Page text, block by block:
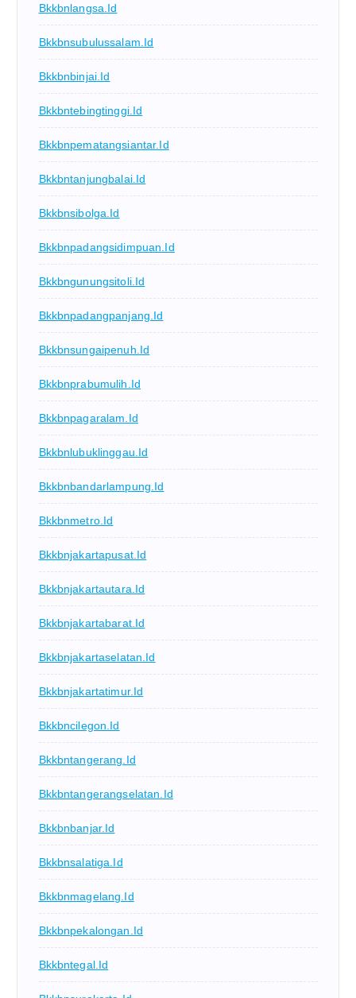
Bkkbnlangsa.id
Bkkbnsubulussalam.id
Bkkbnbinjai.id
Bkkbntebingtinggi.id
Bkkbnpematangsiantar.id
Bkkbntanjungbalai.id
Bkkbnsibolga.id
Bkkbnpadangsidimpuan.id
Bkkbngunungsitoli.id
Bkkbnpadangpanjang.id
Bkkbnsungaipenuh.id
Bkkbnprabumulih.id
Bkkbnpagaralam.id
Bkkbnlubuklinggau.id
Bkkbnbandarlampung.id
Bkkbnmetro.id
Bkkbnjakartapusat.id
Bkkbnjakartautara.id
Bkkbnjakartabarat.id
Bkkbnjakartaselatan.id
Bkkbnjakartatimur.id
Bkkbncilegon.id
Bkkbntangerang.id
Bkkbntangerangselatan.id
Bkkbnbanjar.id
Bkkbnsalatiga.id
Bkkbnmagelang.id
Bkkbnpekalongan.id
Bkkbntegal.id